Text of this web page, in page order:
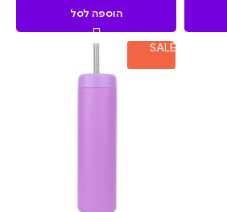
הוספה לסל
SALE